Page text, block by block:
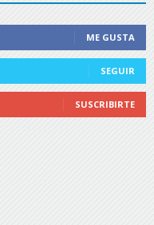
ME GUSTA
SEGUIR
SUSCRIBIRTE